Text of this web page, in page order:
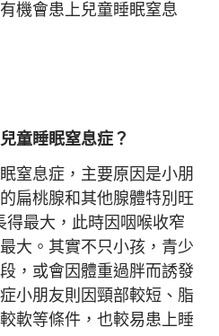
機會患上兒童睡眠窒息
兒童睡眠窒息症？
窒息症，主要原因是小朋
扁桃腺和其他腺體特別旺
得最大，此時因咽喉收窄
大。其實不只小孩，青少
，或會因體重過胖而誘發
小朋友則因頸部較短、脂
軟等條件，也較易患上睡